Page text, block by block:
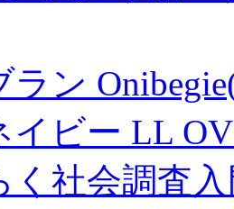
ラン
イビー LL
く社会調査